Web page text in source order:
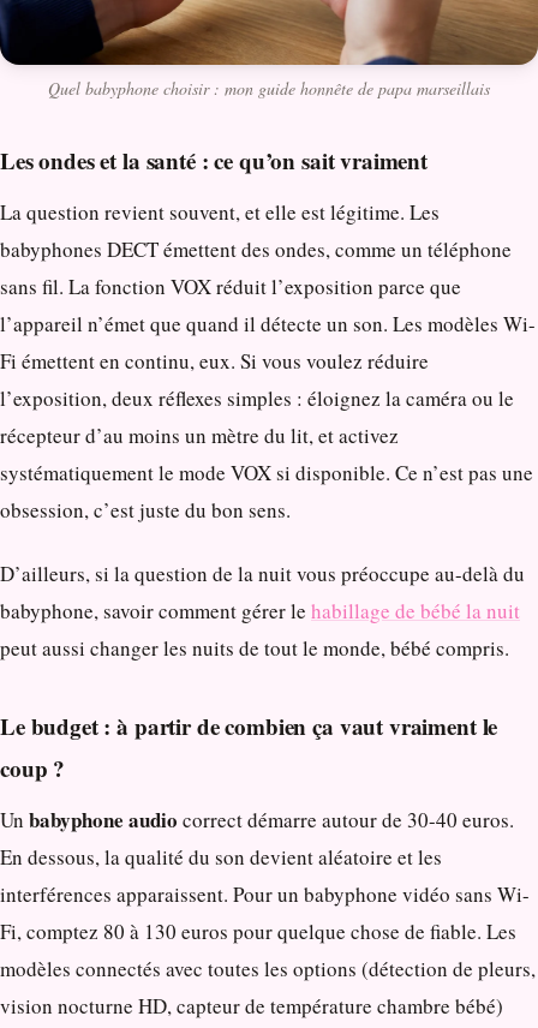
Quel babyphone choisir : mon guide honnête de papa marseillais
Les ondes et la santé : ce qu’on sait vraiment
La question revient souvent, et elle est légitime. Les
babyphones DECT émettent des ondes, comme un téléphone
sans fil. La fonction VOX réduit l’exposition parce que
l’appareil n’émet que quand il détecte un son. Les modèles Wi-
Fi émettent en continu, eux. Si vous voulez réduire
l’exposition, deux réflexes simples : éloignez la caméra ou le
récepteur d’au moins un mètre du lit, et activez
systématiquement le mode VOX si disponible. Ce n’est pas une
obsession, c’est juste du bon sens.
D’ailleurs, si la question de la nuit vous préoccupe au-delà du
babyphone, savoir comment gérer le habillage de bébé la nuit
peut aussi changer les nuits de tout le monde, bébé compris.
Le budget : à partir de combien ça vaut vraiment le
coup ?
Un babyphone audio correct démarre autour de 30-40 euros.
En dessous, la qualité du son devient aléatoire et les
interférences apparaissent. Pour un babyphone vidéo sans Wi-
Fi, comptez 80 à 130 euros pour quelque chose de fiable. Les
modèles connectés avec toutes les options (détection de pleurs,
vision nocturne HD, capteur de température chambre bébé)